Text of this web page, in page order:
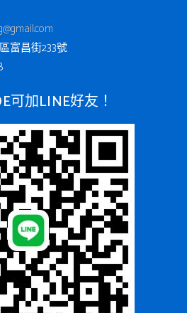
富昌街233號
可加LINE好友！